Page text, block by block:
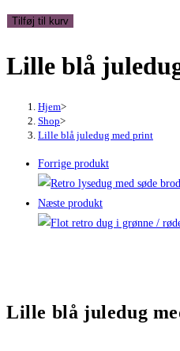
Lille
juledug
Tilføj til kurv
Lille blå
Hjem>
Shop>
Lille blå juledug med print
Forrige produkt
Næste produkt
Lille blå juledug